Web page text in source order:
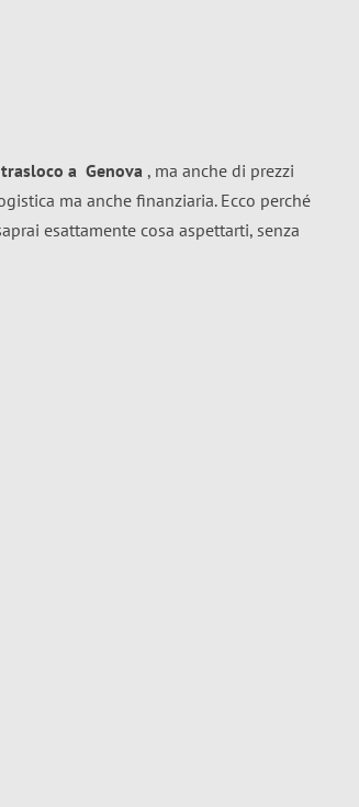
a Genova , ma anche di prezzi
ma anche finanziaria. Ecco perché
esattamente cosa aspettarti, senza